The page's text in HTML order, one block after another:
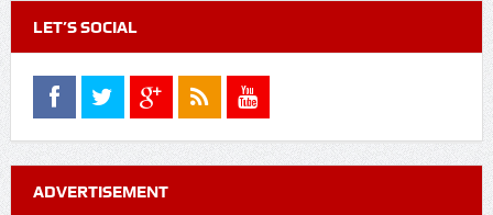
LET’S SOCIAL
ADVERTISEMENT